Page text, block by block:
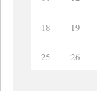
18 19
25 26